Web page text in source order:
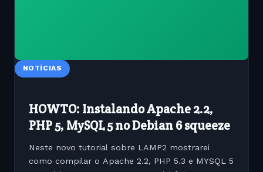
NOTÍCIAS
HOWTO: Instalando Apache 2.2,
PHP 5, MySQL 5 no Debian 6 squeeze
Neste novo tutorial sobre LAMP2 mostrarei
como compilar o Apache 2.2, PHP 5.3 e MYSQL 5